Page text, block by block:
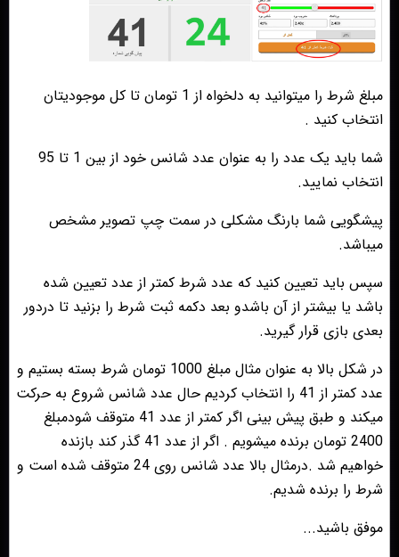
مبلغ شرط را میتوانید به دلخواه از 1 تومان تا کل موجودیتان
انتخاب کنید .
شما باید یک عدد را به عنوان عدد شانس خود از بین 1 تا 95
انتخاب نمایید.
پیشگویی شما بارنگ مشکلی در سمت چپ تصویر مشخص
میباشد.
سپس باید تعیین کنید که عدد شرط کمتر از عدد تعیین شده
باشد یا بیشتر از آن باشدو بعد دکمه ثبت شرط را بزنید تا دردور
بعدی بازی قرار گیرید.
در شکل بالا به عنوان مثال مبلغ 1000 تومان شرط بسته بستیم و
عدد کمتر از 41 را انتخاب کردیم حال عدد شانس شروع به حرکت
میکند و طبق پیش بینی اگر کمتر از عدد 41 متوقف شودمبلغ
2400 تومان برنده میشویم . اگر از عدد 41 گذر کند بازنده
خواهیم شد .درمثال بالا عدد شانس روی 24 متوقف شده است و
شرط را برنده شدیم.
موفق باشید...